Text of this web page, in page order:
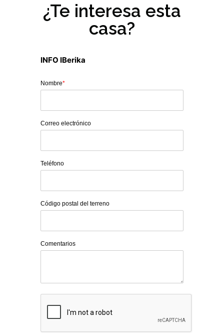
¿Te interesa esta
casa?
INFO IBerika
Nombre*
Correo electrónico
Teléfono
Código postal del terreno
Comentarios